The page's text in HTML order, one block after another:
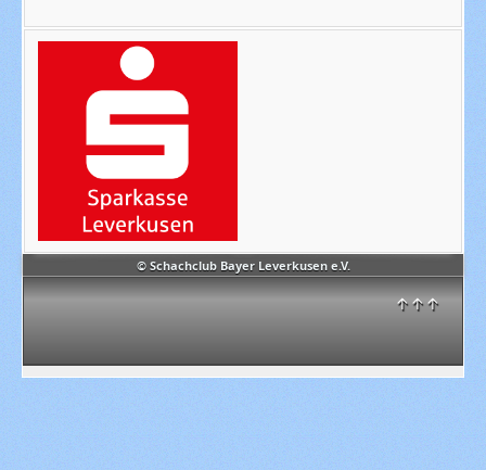
© Schachclub Bayer Leverkusen e.V.
↑↑↑